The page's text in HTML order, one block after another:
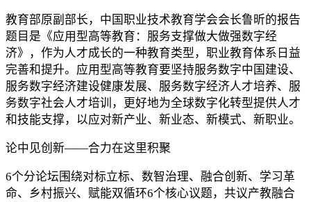
教育部原副部长，中国职业技术教育学会会长鲁昕的报告
题目是《应用型高等教育：服务支撑做大做强数字经
济》，作为人才成长的一种教育类型，职业教育体系日益
完善和提升。应用型高等教育要坚持服务数字中国建设、
服务数字经济建设健康发展、服务数字经济人才培养、服
务数字社会人才培训，更好地为全球数字化转型提供人才
和技能支撑，以应对新产业、新业态、新模式、新职业。
论中见创新——合力在这里积聚
6个分论坛围绕对标立标、数智治理、融合创新、学习革
命、乡村振兴、赋能双循环6个核心议题，共议产教融合